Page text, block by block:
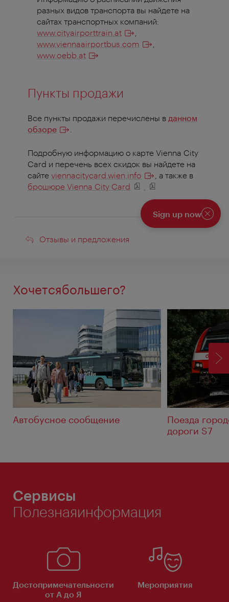
разных видов транспорта вы найдете на
сайтах транспортных компаний:
www.cityairporttrain.at
www.viennaairportbus.com
www.oebb.at
Пункты продажи
Все пункты продажи перечислены в данном
обзоре
Подробную информацию о карте Vienna City
Card и перечень всех скидок вы найдете на
сайте viennacitycard.wien.info
, а также в
брошюре Vienna City Card
Отзывы
Отзывы и предложения
Sign up now
Хочетсябольшего?
Автобусное сообщение
Поезда
дороги S7
Сервисы
Полезнаяинформация
Достопримечательности
от А до Я
Мероприятия